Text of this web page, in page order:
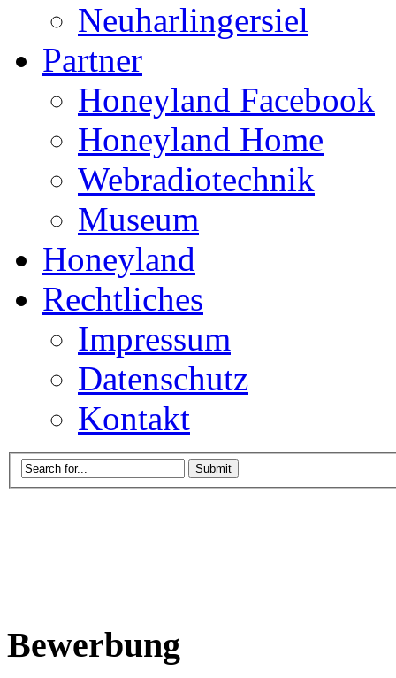
Neuharlingersiel
Partner
Honeyland Facebook
Honeyland Home
Webradiotechnik
Museum
Honeyland
Rechtliches
Impressum
Datenschutz
Kontakt
Bewerbung